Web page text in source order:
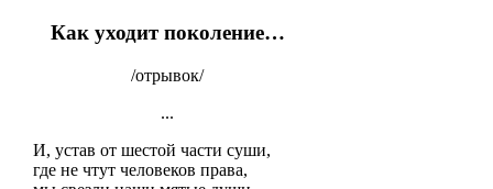
Как уходит поколение…
/отрывок/
...
И, устав от шестой части суши,
где не чтут человеков права,